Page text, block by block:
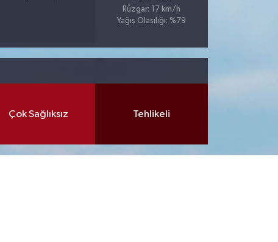
Rüzgar: 17 km/h
Yağış Olasılığı: %79
Çok Sağlıksız Tehlikeli